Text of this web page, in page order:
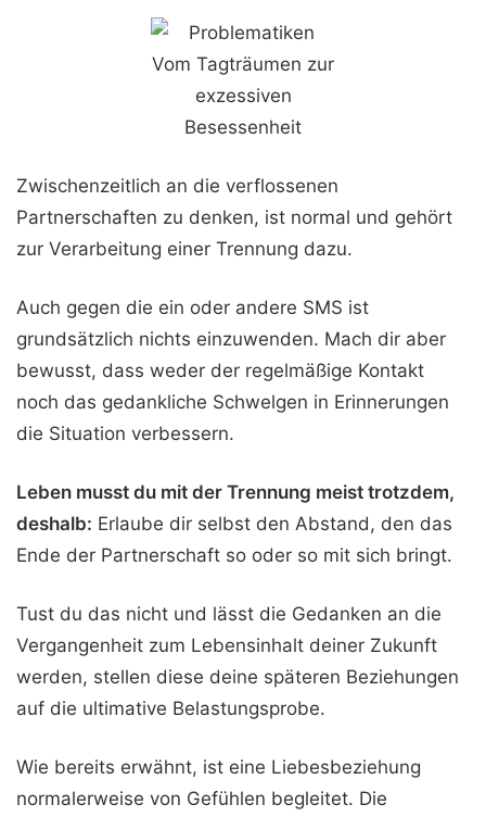
Zwischenzeitlich an die verflossenen
Partnerschaften zu denken, ist normal und gehört
zur Verarbeitung einer Trennung dazu.
Auch gegen die ein oder andere SMS ist
grundsätzlich nichts einzuwenden. Mach dir aber
bewusst, dass weder der regelmäßige Kontakt
noch das gedankliche Schwelgen in Erinnerungen
die Situation verbessern.
Leben musst du mit der Trennung meist trotzdem,
deshalb: Erlaube dir selbst den Abstand, den das
Ende der Partnerschaft so oder so mit sich bringt.
Tust du das nicht und lässt die Gedanken an die
Vergangenheit zum Lebensinhalt deiner Zukunft
werden, stellen diese deine späteren Beziehungen
auf die ultimative Belastungsprobe.
Wie bereits erwähnt, ist eine Liebesbeziehung
normalerweise von Gefühlen begleitet. Die